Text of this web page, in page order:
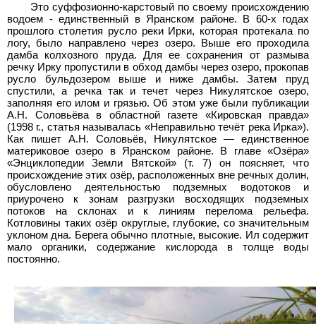
Это суффозионно-карстовый по своему происхождению
водоем - единственный в Яранском районе. В 60-х годах
прошлого столетия русло реки Ирки, которая протекала по
логу, было направлено через озеро. Выше его проходила
дамба колхозного пруда. Для ее сохранения от размыва
речку Ирку пропустили в обход дамбы через озеро, прокопав
русло бульдозером выше и ниже дамбы. Затем пруд
спустили, а речка так и течет через Никулятское озеро,
заполняя его илом и грязью. Об этом уже были публикации
А.Н. Соловьёва в областной газете «Кировская правда»
(1998 г., статья называлась «Неправильно течёт река Ирка»).
Как пишет А.Н. Соловьёв, Никулятское — единственное
материковое озеро в Яранском районе. В главе «Озёра»
«Энциклопедии Земли Вятской» (т. 7) он поясняет, что
происхождение этих озёр, расположенных вне речных долин,
обусловлено деятельностью подземных водотоков и
приурочено к зонам разгрузки восходящих подземных
потоков на склонах и к линиям перелома рельефа.
Котловины таких озёр округлые, глубокие, со значительным
уклоном дна. Берега обычно плотные, высокие. Ил содержит
мало органики, содержание кислорода в толще воды
постоянно.